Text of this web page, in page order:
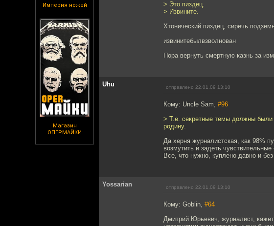
Империя ножей
Магазин
ОПЕРМАЙКИ
> Это пиздец.
> Извините.
Хтонический пиздец, сиречь
извинитебылвзволнован
Пора вернуть смертную казнь за
Uhu отправлено 22.01.09 13:10
Кому: Uncle Sam, #96
> Т.е. секретные темы должны были
родину.
Да херня журналистская, как 98%
возмутить и задеть чувствительные
Все, что нужно, куплено давно и
Yossarian отправлено 22.01.09 13:10
Кому: Goblin, #64
Дмитрий Юрьевич, журналист,